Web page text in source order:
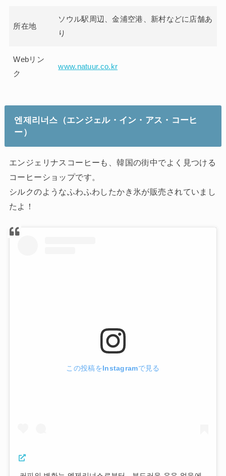
所在地
ソウル駅周辺、金浦空港、新村などに店舗あ
り
Webリン
ク
www.natuur.co.kr
엔제리너스 （エンジェル・イン・アス・コーヒ
ー）
エンジェリナスコーヒーも、韓国の街中でよく見つける
コーヒーショップです。
シルクのようなふわふわしたかき氷が販売されていまし
たよ！
この投稿をInstagramで見る